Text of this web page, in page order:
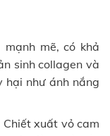
mẽ, có khả
sinh collagen và
hại như ánh nắng
Chiết xuất vỏ cam